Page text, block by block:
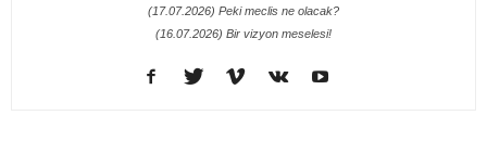
(17.07.2026) Peki meclis ne olacak?
(16.07.2026) Bir vizyon meselesi!